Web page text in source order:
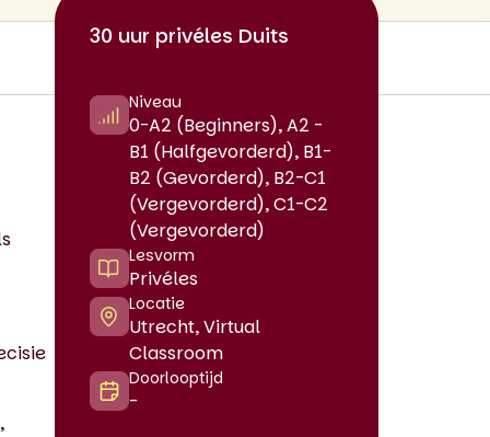
30 uur privéles Duits
Niveau
0-A2 (Beginners), A2 -
B1 (Halfgevorderd), B1-
B2 (Gevorderd), B2-C1
(Vergevorderd), C1-C2
(Vergevorderd)
Lesvorm
Privéles
Locatie
Utrecht, Virtual
Classroom
Doorlooptijd
-